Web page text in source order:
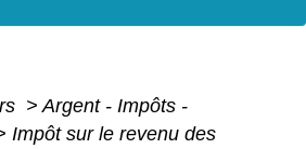
> Argent - Impôts -
Impôt sur le revenu des